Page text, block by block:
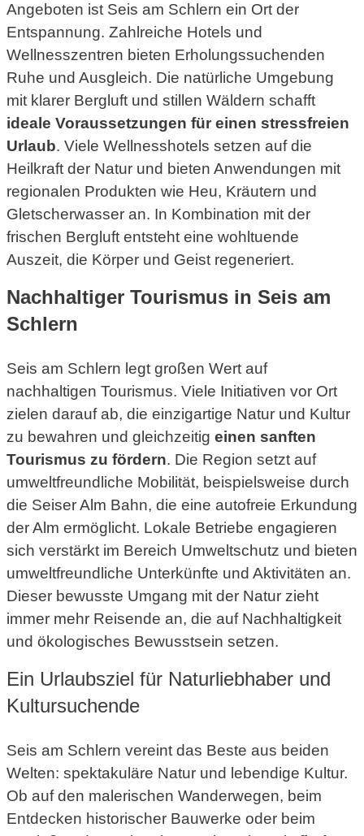
Angeboten ist Seis am Schlern ein Ort der
Entspannung. Zahlreiche Hotels und
Wellnesszentren bieten Erholungssuchenden
Ruhe und Ausgleich. Die natürliche Umgebung
mit klarer Bergluft und stillen Wäldern schafft
ideale Voraussetzungen für einen stressfreien
Urlaub. Viele Wellnesshotels setzen auf die
Heilkraft der Natur und bieten Anwendungen mit
regionalen Produkten wie Heu, Kräutern und
Gletscherwasser an. In Kombination mit der
frischen Bergluft entsteht eine wohltuende
Auszeit, die Körper und Geist regeneriert.
Nachhaltiger Tourismus in Seis am
Schlern
Seis am Schlern legt großen Wert auf
nachhaltigen Tourismus. Viele Initiativen vor Ort
zielen darauf ab, die einzigartige Natur und Kultur
zu bewahren und gleichzeitig einen sanften
Tourismus zu fördern. Die Region setzt auf
umweltfreundliche Mobilität, beispielsweise durch
die Seiser Alm Bahn, die eine autofreie Erkundung
der Alm ermöglicht. Lokale Betriebe engagieren
sich verstärkt im Bereich Umweltschutz und bieten
umweltfreundliche Unterkünfte und Aktivitäten an.
Dieser bewusste Umgang mit der Natur zieht
immer mehr Reisende an, die auf Nachhaltigkeit
und ökologisches Bewusstsein setzen.
Ein Urlaubsziel für Naturliebhaber und
Kultursuchende
Seis am Schlern vereint das Beste aus beiden
Welten: spektakuläre Natur und lebendige Kultur.
Ob auf den malerischen Wanderwegen, beim
Entdecken historischer Bauwerke oder beim